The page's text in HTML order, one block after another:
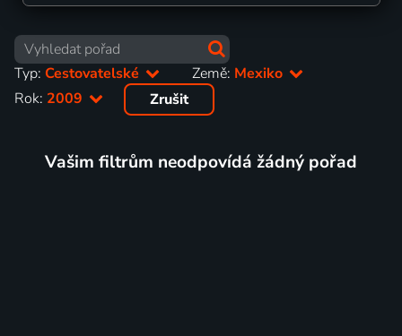
Typ: Cestovatelské Země: Mexiko
Rok: 2009 Zrušit
Vašim filtrům neodpovídá žádný pořad